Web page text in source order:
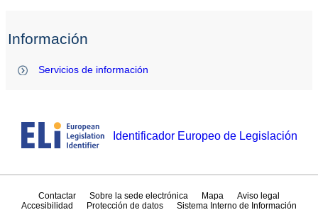
Información
Servicios de información
Identificador Europeo de Legislación
Contactar Sobre la sede electrónica Mapa
Aviso legal
Accesibilidad
Protección de datos Sistema Interno de Información